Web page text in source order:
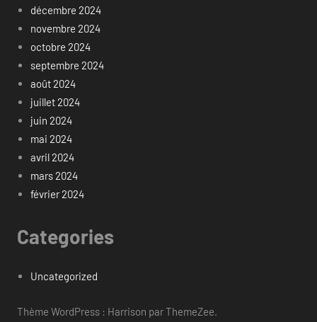
décembre 2024
novembre 2024
octobre 2024
septembre 2024
août 2024
juillet 2024
juin 2024
mai 2024
avril 2024
mars 2024
février 2024
Categories
Uncategorized
Thème WordPress : Harrison par ThemeZee.